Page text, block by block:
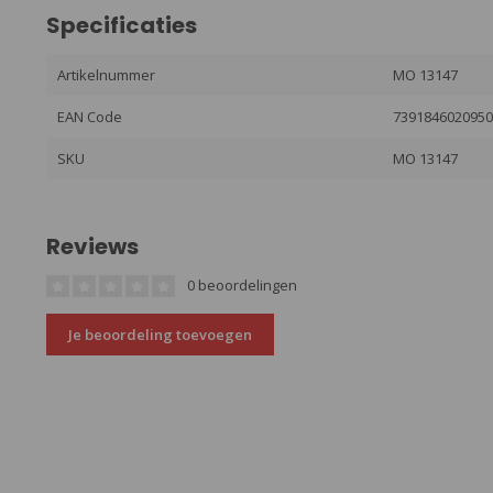
Specificaties
Artikelnummer MO 13147
EAN Code 7391846020950
SKU MO 13147
Reviews
0 beoordelingen
Je beoordeling toevoegen